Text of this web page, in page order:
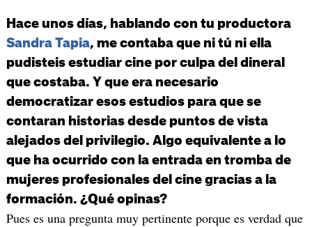
Hace unos días, hablando con tu productora
Sandra Tapia, me contaba que ni tú ni ella
pudisteis estudiar cine por culpa del dineral
que costaba. Y que era necesario
democratizar esos estudios para que se
contaran historias desde puntos de vista
alejados del privilegio. Algo equivalente a lo
que ha ocurrido con la entrada en tromba de
mujeres profesionales del cine gracias a la
formación. ¿Qué opinas?
Pues es una pregunta muy pertinente porque es verdad que